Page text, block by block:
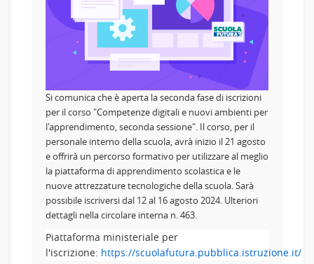
Si comunica che è aperta la seconda fase di iscrizioni
per il corso "Competenze digitali e nuovi ambienti per
l'apprendimento, seconda sessione". Il corso, per il
personale interno della scuola, avrà inizio il 21 agosto
e offrirà un percorso formativo per utilizzare al meglio
la piattaforma di apprendimento scolastica e le
nuove attrezzature tecnologiche della scuola. Sarà
possibile iscriversi dal 12 al 16 agosto 2024. Ulteriori
dettagli nella circolare interna n. 463.
Piattaforma ministeriale per
l'iscrizione: https://scuolafutura.pubblica.istruzione.it/